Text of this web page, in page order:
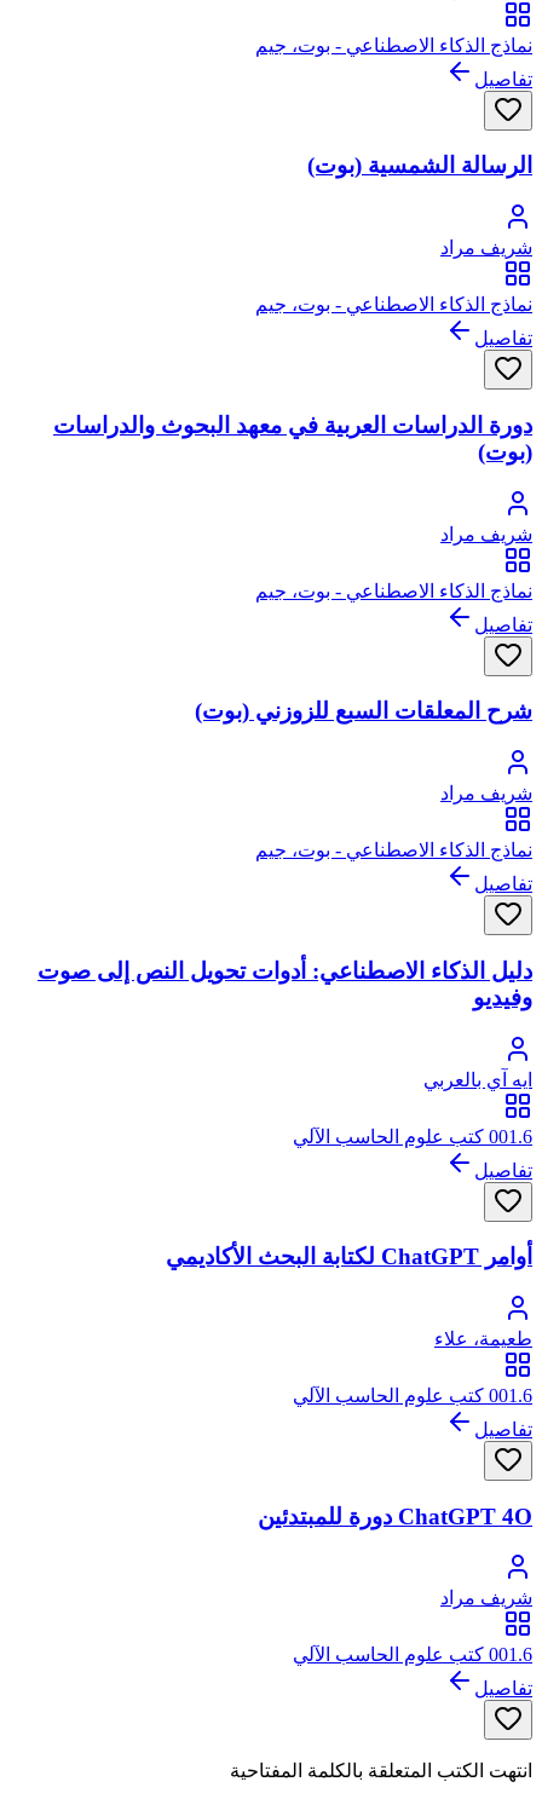
نماذج الذكاء الاصطناعي - بوت، جيم
تفاصيل
الرسالة الشمسية (بوت)
شريف مراد
نماذج الذكاء الاصطناعي - بوت، جيم
تفاصيل
دورة الدراسات العربية في معهد البحوث والدراسات
(بوت)
شريف مراد
نماذج الذكاء الاصطناعي - بوت، جيم
تفاصيل
شرح المعلقات السبع للزوزني (بوت)
شريف مراد
نماذج الذكاء الاصطناعي - بوت، جيم
تفاصيل
دليل الذكاء الاصطناعي: أدوات تحويل النص إلى صوت
وفيديو
ايه آي بالعربي
001.6 كتب علوم الحاسب الآلي
تفاصيل
أوامر ChatGPT لكتابة البحث الأكاديمي
طعيمة، علاء
001.6 كتب علوم الحاسب الآلي
تفاصيل
ChatGPT 4O دورة للمبتدئين
شريف مراد
001.6 كتب علوم الحاسب الآلي
تفاصيل
انتهت الكتب المتعلقة بالكلمة المفتاحية